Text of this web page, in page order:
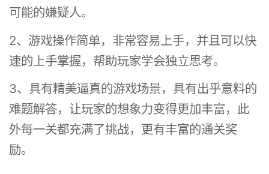
可能的嫌疑人。
2、游戏操作简单，非常容易上手，并且可以快
速的上手掌握，帮助玩家学会独立思考。
3、具有精美逼真的游戏场景，具有出乎意料的
难题解答，让玩家的想象力变得更加丰富，此
外每一关都充满了挑战，更有丰富的通关奖
励。